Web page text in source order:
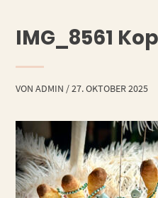
IMG_8561
VONADMIN /27. OKTOBER 2025